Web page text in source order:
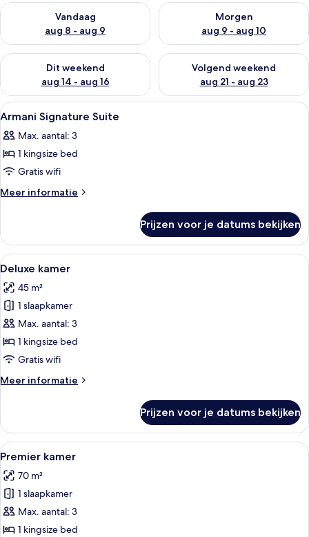
Vandaag
aug 8 - aug 9
De beschikbaarheid controleren voor vanavond aug 8 - aug 9
Morgen
aug 9 - aug 10
De beschikbaarheid
Dit weekend
aug 14 - aug 16
De beschikbaarheid controleren voor dit weekend aug 14 -
Volgend weekend
aug 21 - aug 23
De beschikbaarheid
Alle
foto's
voor
Armani
Signature
Suite
Luxe beddengoed, donzen
8
Armani Signature Suite
Max. aantal: 3
1 kingsize bed
Gratis wifi
Meer informatie
Meer
Signature
Suite
Prijzen voor je datums bekijken
Alle
foto's
voor
Deluxe
kamer
laden
Een moderne hotelkamer met een
5
Deluxe kamer
45 m²
1 slaapkamer
Max. aantal: 3
1 kingsize bed
Gratis wifi
Meer informatie
Meer
kamer
Prijzen voor je datums bekijken
Alle
foto's
voor
Premier
kamer
laden
Een moderne slaapkamer met een
5
Premier kamer
70 m²
1 slaapkamer
Max. aantal: 3
1 kingsize bed